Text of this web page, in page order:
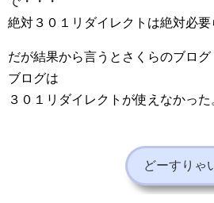
絶対３０１リダイレクトは絶対必要
だが結果から言うとさくらのブロ
ブログは
３０１リダイレクトが使えなかった
どーすりゃ